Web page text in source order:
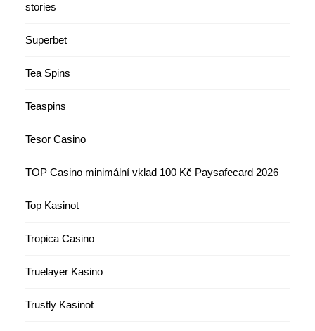
stories
Superbet
Tea Spins
Teaspins
Tesor Casino
TOP Casino minimální vklad 100 Kč Paysafecard 2026
Top Kasinot
Tropica Casino
Truelayer Kasino
Trustly Kasinot